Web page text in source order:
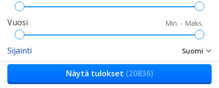
Min. - Maks.
Vuosi
Suomi
Sijainti
Näytä tulokset (20836)